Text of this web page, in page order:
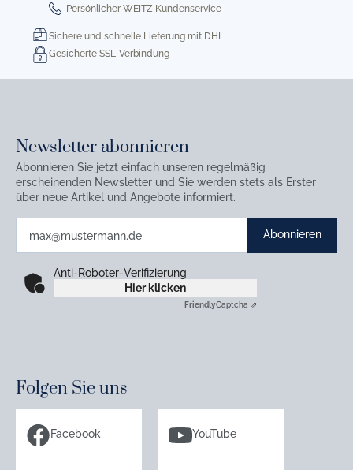
Persönlicher WEITZ Kundenservice
Sichere und schnelle Lieferung mit DHL
Gesicherte SSL-Verbindung
Newsletter abonnieren
Abonnieren Sie jetzt einfach unseren regelmäßig
erscheinenden Newsletter und Sie werden stets als Erster
über neue Artikel und Angebote informiert.
Abonnieren
Anti-Roboter-Verifizierung
Hier klicken
FriendlyCaptcha ⇗
Folgen Sie uns
Facebook YouTube